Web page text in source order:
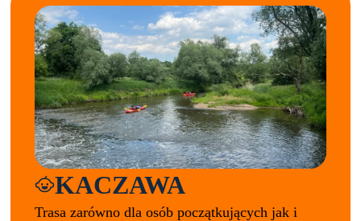
KACZAWA
Trasa zarówno dla osób początkujących jak i